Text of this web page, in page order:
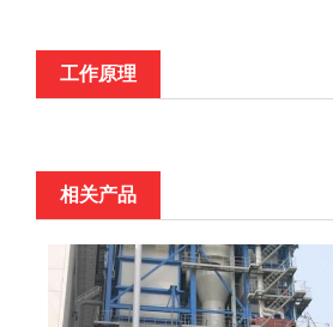
工作原理
相关产品